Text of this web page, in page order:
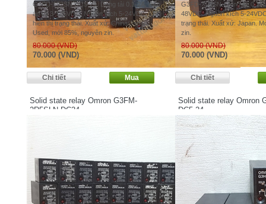
G3FD-102SN DC5-24. Dòng tải 0.1-2A, điện
áp tải 3-125VDC. Nguồn kích 5-24VDC, LED
hiển thị trạng thái. Xuất xứ: China/Japan.
Used, mới 85%, nguyên zin.
80.000 (VND)
70.000 (VND)
G3FD-X03SN. Dòng tải 0.1-
48VDC. Nguồn kích 5-
trạng thái. Xuất xứ: Japan.
zin.
80.000 (VND)
70.000 (VND)
Solid state relay Omron G3FM-
2R5SLN DC24
Solid state relay Omron
DC5-24